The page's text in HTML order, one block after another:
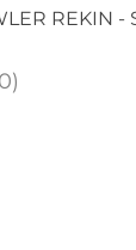
REKIN -